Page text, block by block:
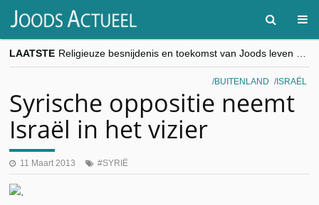
LAATSTE
“Besnijdenisdebat toont hoe moeilijk seculiere Westen minderheden begrijpt”, Jinnih Beels (Vooruit)
CITYTRIP | ROEMENIË – Boekarest: de verrassing van Oost-Europa
BUITENLAND ISRAËL
Syrische oppositie neemt
Israël in het vizier
11 Maart 2013 SYRIË